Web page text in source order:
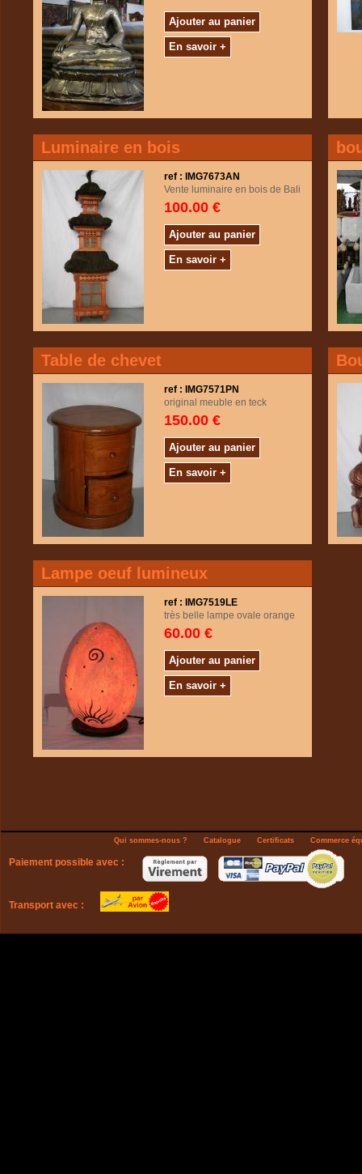
Ajouter au panier
En savoir +
Luminaire en bois
ref : IMG7673AN
Vente luminaire en bois de Bali
100.00 €
Ajouter au panier
En savoir +
Table de chevet
ref : IMG7571PN
original meuble en teck
150.00 €
Ajouter au panier
En savoir +
Lampe oeuf lumineux
ref : IMG7519LE
très belle lampe ovale orange
60.00 €
Ajouter au panier
En savoir +
Qui sommes-nous ? Catalogue Certificats Commerce
Paiement possible avec :
Transport avec :